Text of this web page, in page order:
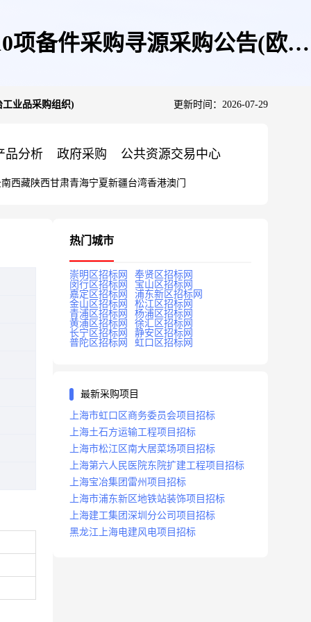
项备件采购寻源采购公告(欧冶
业品采购组织) 更新时间：2026-07-29
品分析 政府采购 公共资源交易中心
西藏陕西甘肃青海宁夏新疆台湾香港澳门
热门城市
崇明区招标网
奉贤区招标网
闵行区招标网
宝山区招标网
嘉定区招标网
浦东新区招标网
金山区招标网
松江区招标网
青浦区招标网
杨浦区招标网
黄浦区招标网
徐汇区招标网
长宁区招标网
静安区招标网
普陀区招标网
虹口区招标网
最新采购项目
上海市虹口区商务委员会项目招标
上海土石方运输工程项目招标
上海市松江区南大居菜场项目招标
上海第六人民医院东院扩建工程项目招标
上海宝冶集团雷州项目招标
上海市浦东新区地铁站装饰项目招标
上海建工集团深圳分公司项目招标
黑龙江上海电建风电项目招标